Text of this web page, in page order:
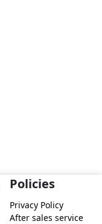
Policies
Privacy Policy
After sales service